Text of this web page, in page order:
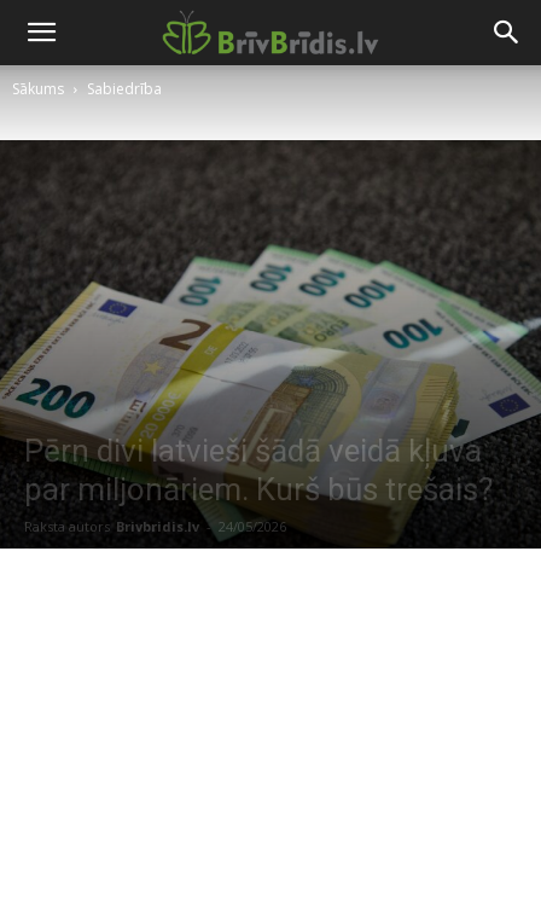
Sākums Sabiedrība
Pērn divi latvieši šādā veidā kļuva
par miljonāriem. Kurš būs trešais?
Raksta autors Brivbridis.lv - 24/05/2026